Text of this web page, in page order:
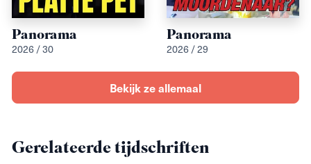
Panorama
2026 / 30
Panorama
2026 / 29
Bekijk ze allemaal
Gerelateerde tijdschriften